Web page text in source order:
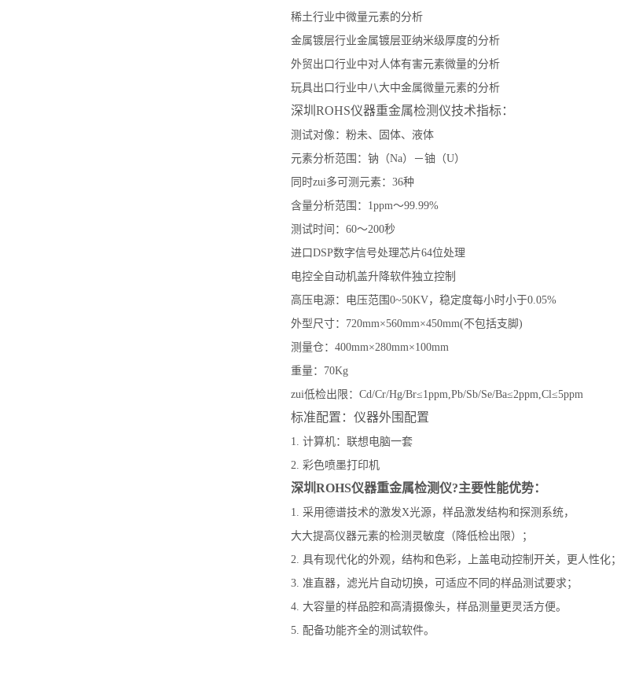
稀土行业中微量元素的分析
金属镀层行业金属镀层亚纳米级厚度的分析
外贸出口行业中对人体有害元素微量的分析
玩具出口行业中八大中金属微量元素的分析
深圳ROHS仪器重金属检测仪技术指标：
测试对像：粉未、固体、液体
元素分析范围：钠（Na）－铀（U）
同时zui多可测元素：36种
含量分析范围：1ppm～99.99%
测试时间：60～200秒
进口DSP数字信号处理芯片64位处理
电控全自动机盖升降软件独立控制
高压电源：电压范围0~50KV，稳定度每小时小于0.05%
外型尺寸：720mm×560mm×450mm(不包括支脚)
测量仓：400mm×280mm×100mm
重量：70Kg
zui低检出限：Cd/Cr/Hg/Br≤1ppm,Pb/Sb/Se/Ba≤2ppm,Cl≤5ppm
标准配置：仪器外围配置
1. 计算机：联想电脑一套
2. 彩色喷墨打印机
深圳ROHS仪器重金属检测仪?主要性能优势：
1. 采用德谱技术的激发X光源，样品激发结构和探测系统，
大大提高仪器元素的检测灵敏度（降低检出限）；
2. 具有现代化的外观，结构和色彩，上盖电动控制开关，更人性化；
3. 准直器，滤光片自动切换，可适应不同的样品测试要求；
4. 大容量的样品腔和高清摄像头，样品测量更灵活方便。
5. 配备功能齐全的测试软件。